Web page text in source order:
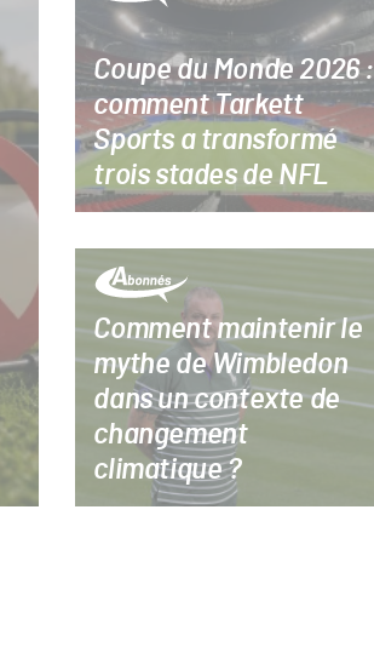
Coupe du Monde 2026 :
comment Tarkett
Sports a transformé
trois stades de NFL
Comment maintenir le
mythe de Wimbledon
dans un contexte de
changement
climatique ?